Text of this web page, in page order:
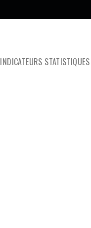
INDICATEURS STATISTIQUES